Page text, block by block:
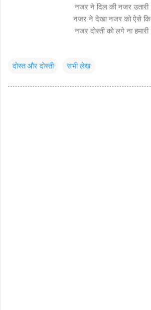
नजर ने दिल की नजर उतारी
नजर ने देखा नजर को ऐसे कि
नजर दोस्ती को लगे ना हमारी
दोस्त और दोस्ती सभी लेख